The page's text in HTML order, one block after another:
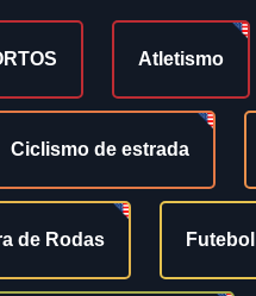
Atletismo
Ciclismo de estrada
de Rodas